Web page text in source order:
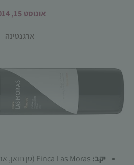
אוגוסט 15, 2014
ארגנטינה
יקב: